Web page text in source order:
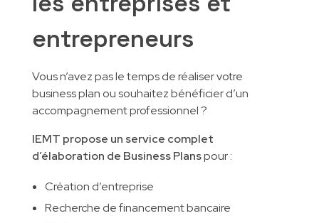
entrepreneurs
Vous n’avez pas le temps de réaliser votre
business plan ou souhaitez bénéficier d’un
accompagnement professionnel ?
IEMT propose un service complet
d’élaboration de Business Planspour :
Création d’entreprise
Recherche de financement bancaire